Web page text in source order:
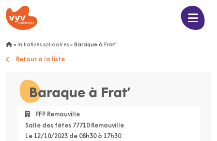
» Initiatives solidaires » Baraque à Frat’
Retour à la liste
Baraque à Frat’
PFP Remauville
Salle des fêtes 77710 Remauville
Le 12/10/2023 de 08h30 à 17h30